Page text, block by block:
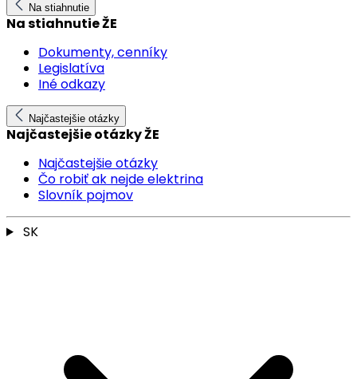
Na stiahnutie
Na stiahnutie ŽE
Dokumenty, cenníky
Legislatíva
Iné odkazy
Najčastejšie otázky
Najčastejšie otázky ŽE
Najčastejšie otázky
Čo robiť ak nejde elektrina
Slovník pojmov
SK